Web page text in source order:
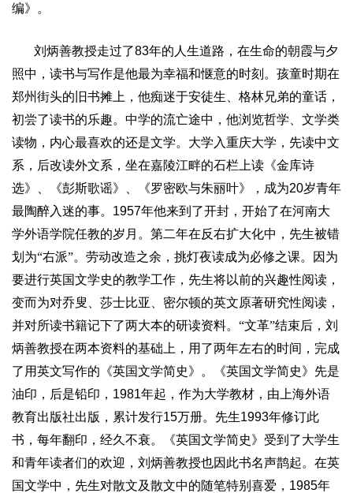
编》。
刘炳善教授走过了83年的人生道路，在生命的朝霞与夕
照中，读书与写作是他最为幸福和惬意的时刻。孩童时期在
郑州街头的旧书摊上，他痴迷于安徒生、格林兄弟的童话，
初尝了读书的乐趣。中学的流亡途中，他浏览哲学、文学类
读物，内心最喜欢的还是文学。大学入重庆大学，先读中文
系，后改读外文系，坐在嘉陵江畔的石栏上读《金库诗
选》、《彭斯歌谣》、《罗密欧与朱丽叶》，成为20岁青年
最陶醉入迷的事。 1957年他来到了开封，开始了在河南大
学外语学院任教的岁月。第二年在反右扩大化中，先生被错
划为“右派”。劳动改造之余，挑灯夜读成为必修之课。因为
要进行英国文学史的教学工作，先生将以前的兴趣性阅读，
变而为对乔叟、莎士比亚、密尔顿的英文原著研究性阅读，
并对所读书籍记下了两大本的研读资料。“文革”结束后， 刘
炳善教授在两本资料的基础上，用了两年左右的时间，完成
了用英文写作的《英国文学简史》。《英国文学简史》先是
油印，后是铅印， 1981年起，作为大学教材，由上海外语
教育出版社出版，累计发行15万册。先生1993年修订此
书，每年翻印，经久不衰。《英国文学简史》受到了大学生
和青年读者们的欢迎， 刘炳善教授也因此书名声鹊起。在英
国文学中，先生对散文及散文中的随笔特别喜爱， 1985年